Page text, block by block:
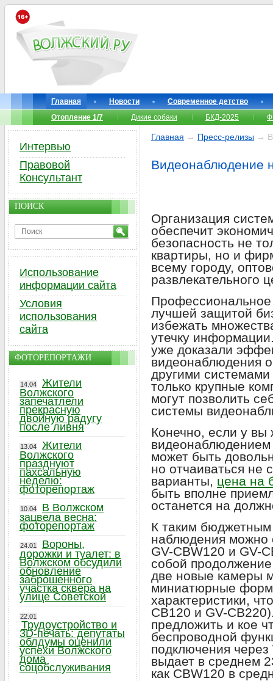
Главная Новости
Современное детство
Отопление 1/7
Дикие собаки БКД-2025
Главная → Пресс-релизы →
Видеонаблюдение
Организация
обеспечит
безопасность не
квартиры, но и
всему городу,
развлекательного
лучшей защитой
избежать
утечку
уже доказали
видеонаблюдения
другими
только крупные
могут позволить
системы
Конечно, если у вы
видеонаблюдением
может быть
но отчаиваться не
варианты, цена на
быть вполне
останется на
К таким
наблюдения можно
GV-CBW120 и GV-
собой
две новые камеры
миниатюрные
характеристики,
CB120 и GV-
предложить и кое
беспроводной
подключения
выдает в среднем
как CBW120 в
Интервью
Правовой
Консультант
ПОИСК
Использование
информации сайта
Условия
использования
сайта
ФОТОРЕПОРТАЖИ
14.04
Жители
Волжского
запечатлели
прекрасную
двойную радугу
после ливня
13.04
Жители
Волжского
празднуют
пахсальную
неделю:
фоторепортаж
10.04
В Волжском
зацвела весна:
фоторепортаж
24.01
Вороны,
дорожки и туалет: в
Волжском обсудили
обновление
заброшенного
участка сквера на
улице Советской
22.01
Трудоустройство и
3D-печать: депутаты
облдумы оценили
успехи Волжского
дома
соцобслуживания